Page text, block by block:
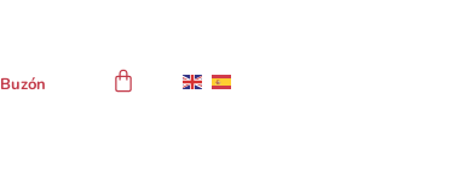
Buzón